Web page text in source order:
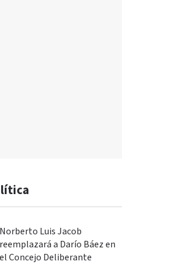
Norberto Luis Jacob
reemplazará a Darío Báez en
el Concejo Deliberante